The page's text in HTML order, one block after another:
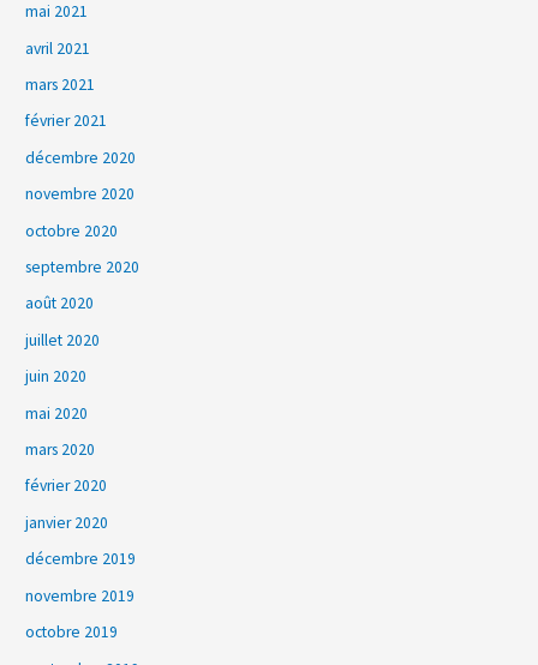
mai 2021
avril 2021
mars 2021
février 2021
décembre 2020
novembre 2020
octobre 2020
septembre 2020
août 2020
juillet 2020
juin 2020
mai 2020
mars 2020
février 2020
janvier 2020
décembre 2019
novembre 2019
octobre 2019